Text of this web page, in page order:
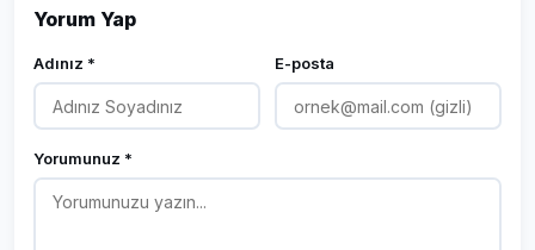
Yorum Yap
Adınız * E-posta
Yorumunuz *